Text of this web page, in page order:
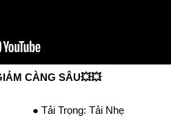
CÀNG SÂU💥💥
● Tải Trọng: Tải Nhẹ